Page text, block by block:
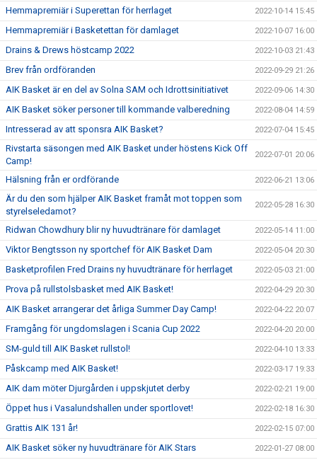
Hemmapremiär i Superettan för herrlaget 2022-10-14 15:45
Hemmapremiär i Basketettan för damlaget 2022-10-07 16:00
Drains & Drews höstcamp 2022 2022-10-03 21:43
Brev från ordföranden 2022-09-29 21:26
AIK Basket är en del av Solna SAM och Idrottsinitiativet 2022-09-06 14:30
AIK Basket söker personer till kommande valberedning 2022-08-04 14:59
Intresserad av att sponsra AIK Basket? 2022-07-04 15:45
Rivstarta säsongen med AIK Basket under höstens Kick Off
Camp!
2022-07-01 20:06
Hälsning från er ordförande 2022-06-21 13:06
Är du den som hjälper AIK Basket framåt mot toppen som
styrelseledamot?
2022-05-28 16:30
Ridwan Chowdhury blir ny huvudtränare för damlaget 2022-05-14 11:00
Viktor Bengtsson ny sportchef för AIK Basket Dam 2022-05-04 20:30
Basketprofilen Fred Drains ny huvudtränare för herrlaget 2022-05-03 21:00
Prova på rullstolsbasket med AIK Basket! 2022-04-29 20:30
AIK Basket arrangerar det årliga Summer Day Camp! 2022-04-22 20:07
Framgång för ungdomslagen i Scania Cup 2022 2022-04-20 20:00
SM-guld till AIK Basket rullstol! 2022-04-10 13:33
Påskcamp med AIK Basket! 2022-03-17 19:33
AIK dam möter Djurgården i uppskjutet derby 2022-02-21 19:00
Öppet hus i Vasalundshallen under sportlovet! 2022-02-18 16:30
Grattis AIK 131 år! 2022-02-15 07:00
AIK Basket söker ny huvudtränare för AIK Stars 2022-01-27 08:00